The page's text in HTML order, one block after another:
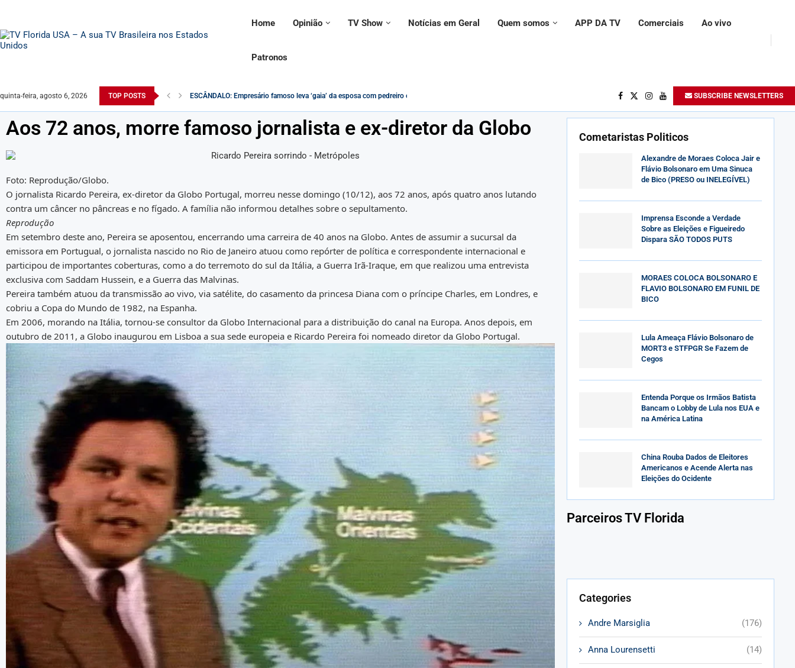
Home Opinião TV Show Notícias em Geral Quem somos APP DA TV Comerciais Ao vivo
Patronos
quinta-feira, agosto 6, 2026 TOP POSTS ESCÂNDALO: Empresário famoso leva ‘gaia’ da esposa com pedreiro e VÍDEO...
O Exército Brasileiro na contramão da modernidade – Paulo Figueiredo
SUBSCRIBE NEWSLETTERS
Aos 72 anos, morre famoso jornalista e ex-diretor da Globo
Foto: Reprodução/Globo.
O jornalista Ricardo Pereira, ex-diretor da Globo Portugal, morreu nesse domingo (10/12), aos 72 anos, após quatro anos lutando
contra um câncer no pâncreas e no fígado. A família não informou detalhes sobre o sepultamento.
Reprodução
Em setembro deste ano, Pereira se aposentou, encerrando uma carreira de 40 anos na Globo. Antes de assumir a sucursal da
emissora em Portugual, o jornalista nascido no Rio de Janeiro atuou como repórter de política e correspondente internacional e
participou de importantes coberturas, como a do terremoto do sul da Itália, a Guerra Irã-Iraque, em que realizou uma entrevista
exclusiva com Saddam Hussein, e a Guerra das Malvinas.
Pereira também atuou da transmissão ao vivo, via satélite, do casamento da princesa Diana com o príncipe Charles, em Londres, e
cobriu a Copa do Mundo de 1982, na Espanha.
Em 2006, morando na Itália, tornou-se consultor da Globo Internacional para a distribuição do canal na Europa. Anos depois, em
outubro de 2011, a Globo inaugurou em Lisboa a sua sede europeia e Ricardo Pereira foi nomeado diretor da Globo Portugal.
Cometaristas Politicos
Alexandre de Moraes Coloca Jair e
Flávio Bolsonaro em Uma Sinuca
de Bico (PRESO ou INELEGÍVEL)
Imprensa Esconde a Verdade
Sobre as Eleições e Figueiredo
Dispara SÃO TODOS PUTS
MORAES COLOCA BOLSONARO E
FLAVIO BOLSONARO EM FUNIL DE
BICO
Lula Ameaça Flávio Bolsonaro de
MORT3 e STFPGR Se Fazem de
Cegos
Entenda Porque os Irmãos Batista
Bancam o Lobby de Lula nos EUA e
na América Latina
China Rouba Dados de Eleitores
Americanos e Acende Alerta nas
Eleições do Ocidente
Parceiros TV Florida
Categories
Andre Marsiglia (176)
Anna Lourensetti (14)